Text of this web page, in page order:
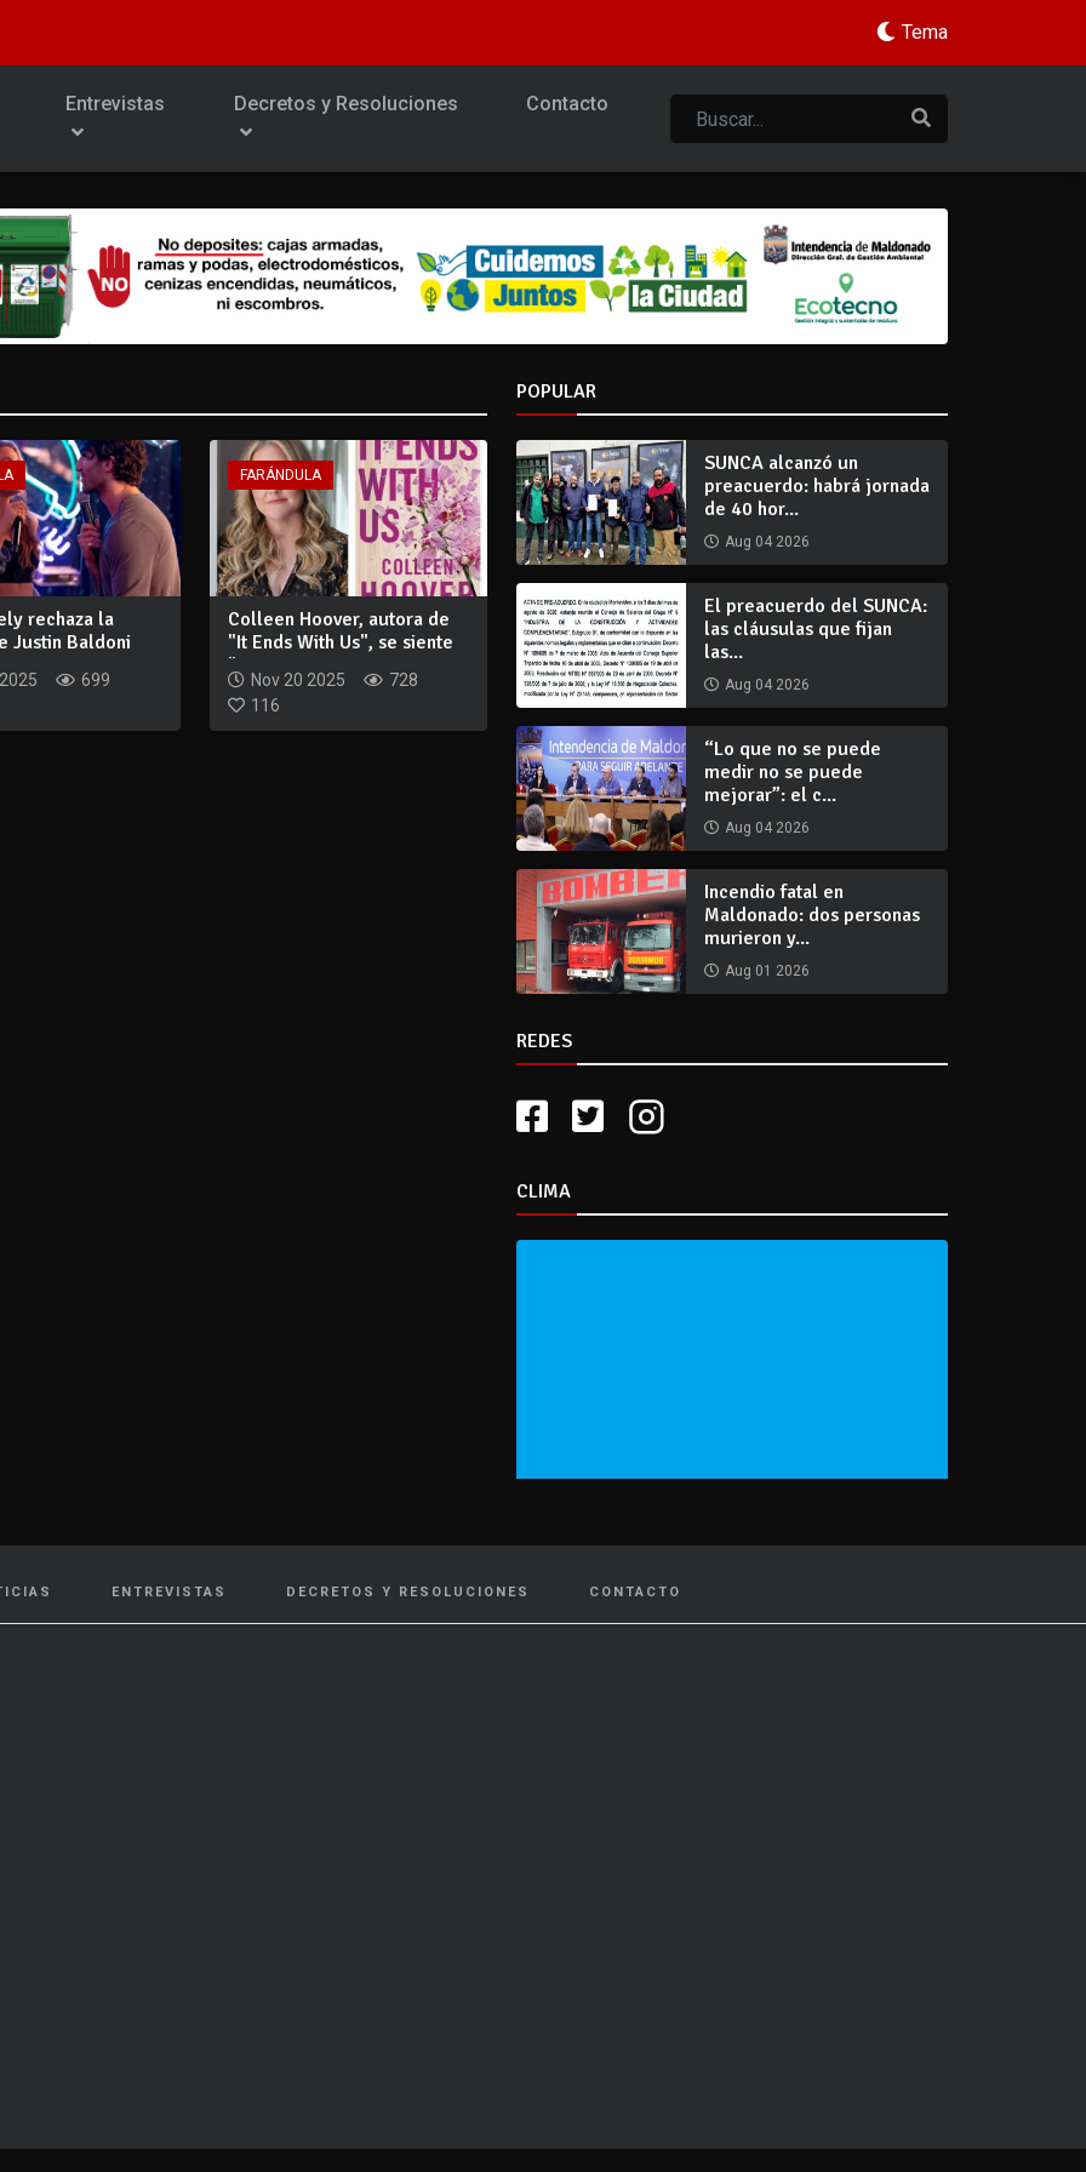
Tema
Entrevistas Decretos y Resoluciones Contacto
rechaza la
Justin Baldoni
699
FARÁNDULA
Colleen Hoover, autora de
"It Ends With Us", se siente
"casi...
Nov 20 2025
728
116
POPULAR
SUNCA alcanzó un
preacuerdo: habrá jornada
de 40 hor...
Aug 04 2026
El preacuerdo del SUNCA:
las cláusulas que fijan
las...
Aug 04 2026
“Lo que no se puede
medir no se puede
mejorar”: el c...
Aug 04 2026
Incendio fatal en
Maldonado: dos personas
murieron y...
Aug 01 2026
REDES
CLIMA
ENTREVISTAS DECRETOS Y RESOLUCIONES CONTACTO